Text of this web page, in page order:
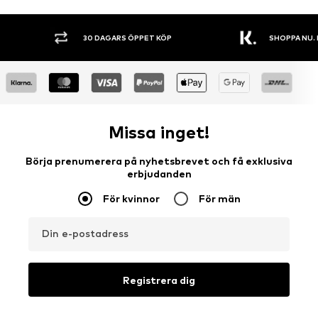
30 DAGARS ÖPPET KÖP SHOPPA NU.
Missa inget!
Börja prenumerera på nyhetsbrevet och få exklusiva
erbjudanden
För kvinnor För män
Din e-postadress
Registrera dig